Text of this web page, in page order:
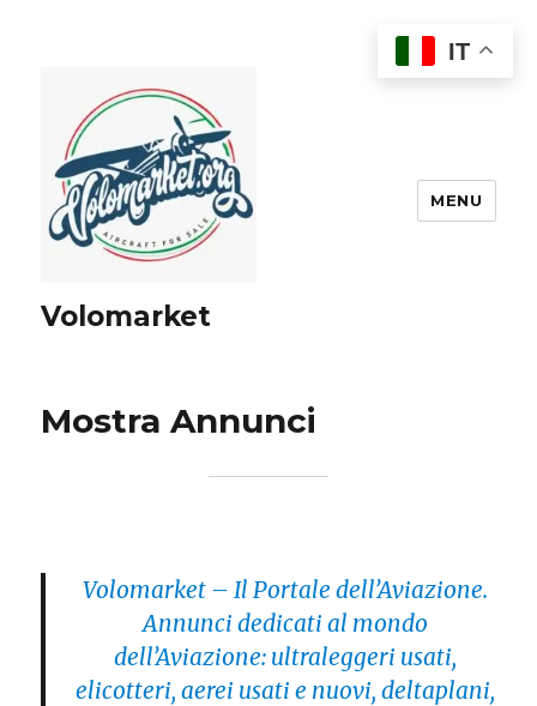
Volomarket
MENU
Mostra Annunci
Volomarket – Il Portale dell’Aviazione.
Annunci dedicati al mondo
dell’Aviazione: ultraleggeri usati,
elicotteri, aerei usati e nuovi, deltaplani,
IT